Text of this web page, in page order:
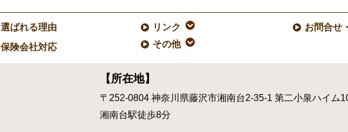
選ばれる理由
保険会社対応
リンク
その他
お問合せ
【所在地】
〒252-0804神奈川県藤沢市湘南台2-35-1 第二小泉ハイム
湘南台駅徒歩8分